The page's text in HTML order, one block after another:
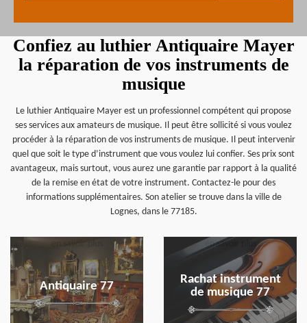
Confiez au luthier Antiquaire Mayer
la réparation de vos instruments de
musique
Le luthier Antiquaire Mayer est un professionnel compétent qui propose
ses services aux amateurs de musique. Il peut être sollicité si vous voulez
procéder à la réparation de vos instruments de musique. Il peut intervenir
quel que soit le type d’instrument que vous voulez lui confier. Ses prix sont
avantageux, mais surtout, vous aurez une garantie par rapport à la qualité
de la remise en état de votre instrument. Contactez-le pour des
informations supplémentaires. Son atelier se trouve dans la ville de
Lognes, dans le 77185.
Antiquaire 77
en savoir plus
Rachat instrument
de musique 77
en savoir plus